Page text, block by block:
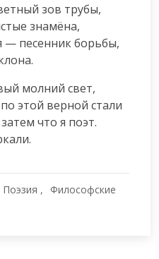
зов трубы,
знамёна,
— песенник борьбы,
молний свет,
этой верной стали
что я поэт.
Поэзия
Философские